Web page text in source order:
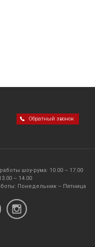
Обратный звонок
шоу-рума: 10.00 – 17.00
– 14.00
Понедельник – Пятница